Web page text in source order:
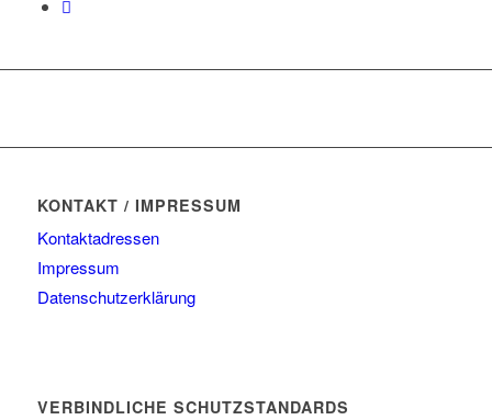
KONTAKT / IMPRESSUM
Kontaktadressen
Impressum
Datenschutzerklärung
VERBINDLICHE SCHUTZSTANDARDS